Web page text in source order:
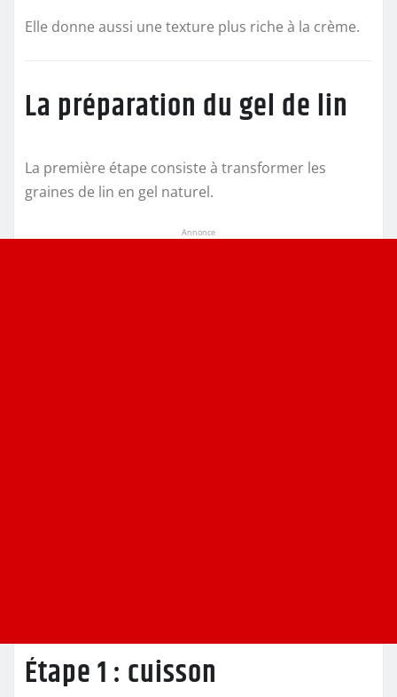
Elle donne aussi une texture plus riche à la crème.
La préparation du gel de lin
La première étape consiste à transformer les
graines de lin en gel naturel.
Annonce
Étape 1 : cuisson